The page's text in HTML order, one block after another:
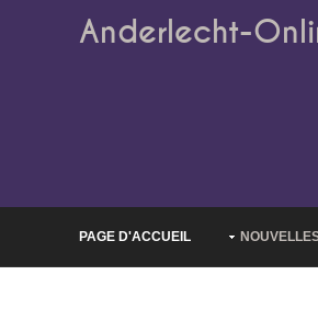
Anderlecht-
PAGE D'ACCUEIL